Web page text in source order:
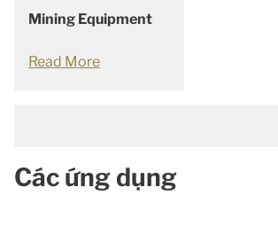
Mining Equipment
Read More
Các ứng dụng